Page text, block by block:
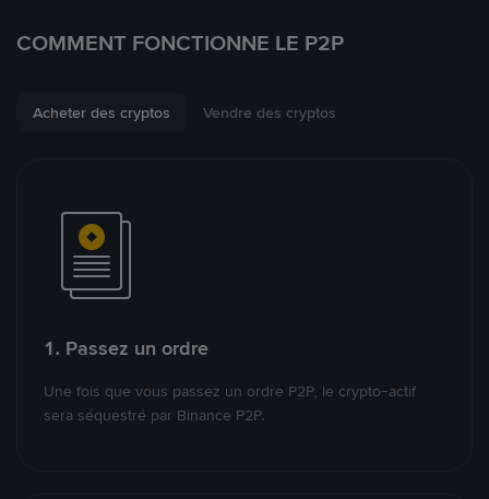
COMMENT FONCTIONNE LE P2P
Acheter des cryptos Vendre des cryptos
1. Passez un ordre
Une fois que vous passez un ordre P2P, le crypto-actif
sera séquestré par Binance P2P.